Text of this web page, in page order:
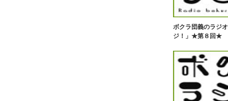
ボクラ団義のラジ
ジ！」★第８回★